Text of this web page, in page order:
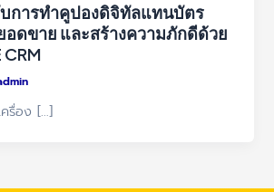
บการทำคูปองดิจิทัลแทนบัตร
อดขาย และสร้างความภักดีด้วย
ครื่อง […]